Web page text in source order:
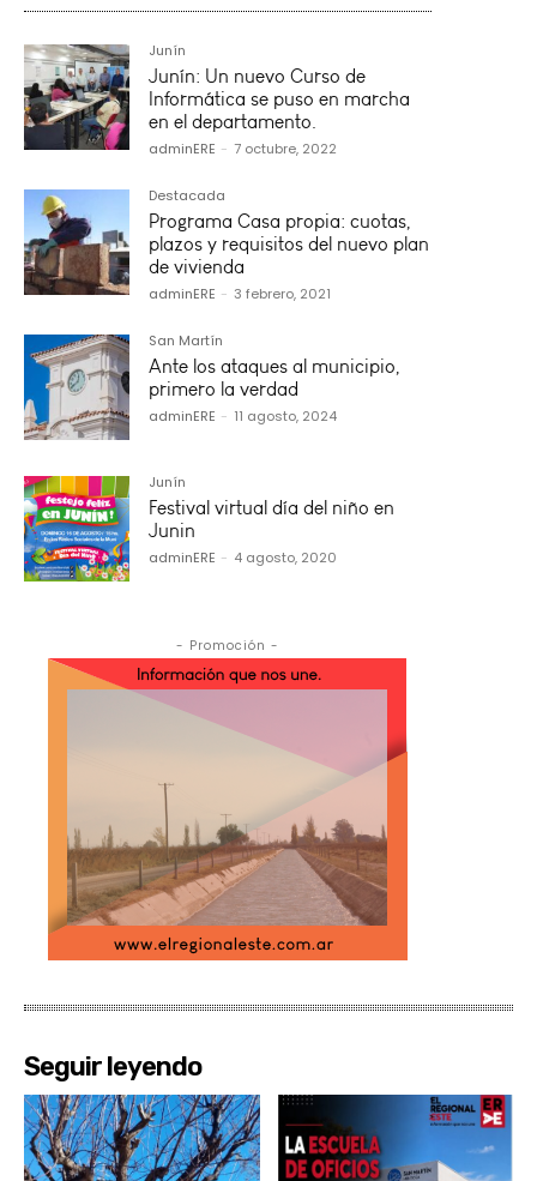
Junín
Junín: Un nuevo Curso de
Informática se puso en marcha
en el departamento.
adminERE - 7 octubre, 2022
Destacada
Programa Casa propia: cuotas,
plazos y requisitos del nuevo plan
de vivienda
adminERE - 3 febrero, 2021
San Martín
Ante los ataques al municipio,
primero la verdad
adminERE - 11 agosto, 2024
Junín
Festival virtual día del niño en
Junin
adminERE - 4 agosto, 2020
- Promoción -
Seguir leyendo